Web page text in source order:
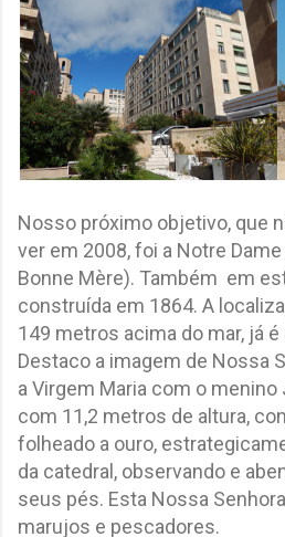
Nosso próximo objetivo, que
ver em 2008, foi a Notre Dame
Bonne Mère). Também em
construída em 1864. A
149 metros acima do mar, já
Destaco a imagem de Nossa
a Virgem Maria com o
com 11,2 metros de altura,
folheado a ouro,
da catedral, observando e
seus pés. Esta Nossa
marujos e pescadores.